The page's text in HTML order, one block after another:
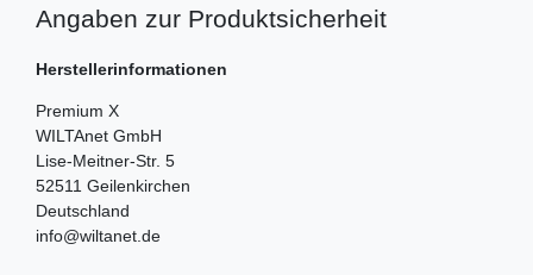
Angaben zur Produktsicherheit
Herstellerinformationen
Premium X
WILTAnet GmbH
Lise-Meitner-Str. 5
52511 Geilenkirchen
Deutschland
info@wiltanet.de